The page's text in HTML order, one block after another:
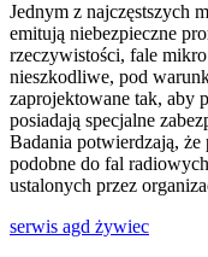
Jednym z najczęstszych
emitują niebezpieczne
rzeczywistości, fale
nieszkodliwe, pod
zaprojektowane tak, aby
posiadają specjalne
Badania potwierdzają,
podobne do fal
ustalonych przez
serwis agd żywiec